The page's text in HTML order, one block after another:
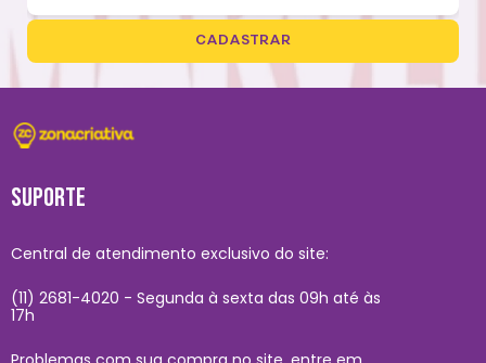
CADASTRAR
SUPORTE
Central de atendimento exclusivo do site:
(11) 2681-4020 - Segunda à sexta das 09h até às
17h